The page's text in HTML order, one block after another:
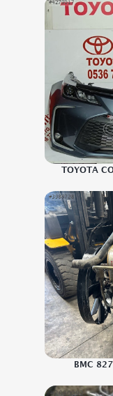
TOYOTA
BMC